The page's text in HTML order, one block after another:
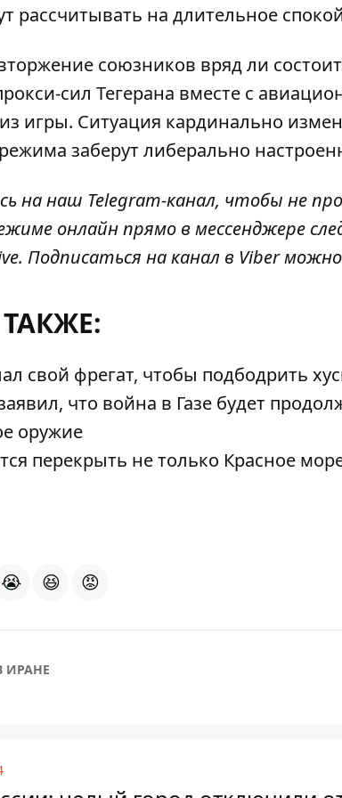
рассчитывать на длительное
союзников вряд ли
сил Тегерана вместе с
игры. Ситуация кардинально
заберут либерально
на наш Telegram-канал, чтобы не
онлайн прямо в мессенджере
. Подписаться на канал в Viber можно
свой фрегат, чтобы подбодрить
что война в Газе будет
оружие
перекрыть не только Красное
😭 😆 😡
ИРАНЕ